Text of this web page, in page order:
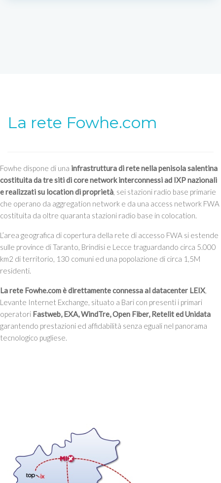
La rete Fowhe.com
Fowhe dispone di una infrastruttura di rete nella penisola salentina
costituita da tre siti di core network interconnessi ad IXP nazionali
e realizzati su location di proprietà, sei stazioni radio base primarie
che operano da aggregation network e da una access network FWA
costituita da oltre quaranta stazioni radio base in colocation.
L’area geografica di copertura della rete di accesso FWA si estende
sulle province di Taranto, Brindisi e Lecce traguardando circa 5.000
km2 di territorio, 130 comuni ed una popolazione di circa 1,5M
residenti.
La rete Fowhe.com è direttamente connessa al datacenter LEIX,
Levante Internet Exchange, situato a Bari con presenti i primari
operatori Fastweb, EXA, WindTre, Open Fiber, Retelit ed Unidata
garantendo prestazioni ed affidabilità senza eguali nel panorama
tecnologico pugliese.